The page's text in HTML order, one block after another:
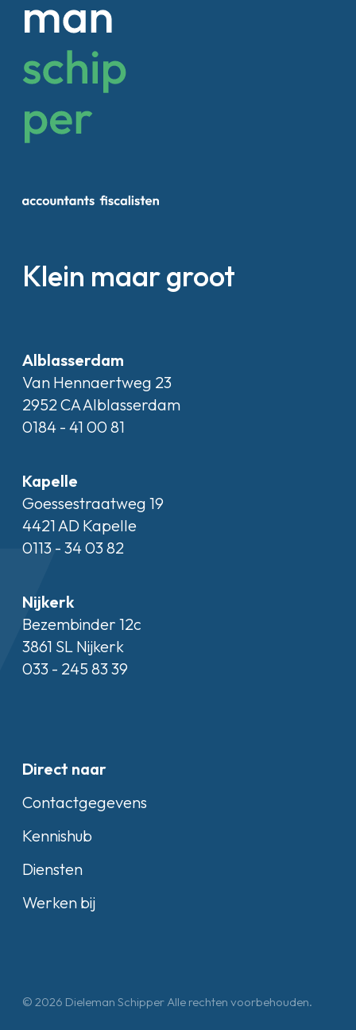
Klein maar groot
Alblasserdam
Van Hennaertweg 23
2952 CA Alblasserdam
0184 - 41 00 81
Kapelle
Goessestraatweg 19
4421 AD Kapelle
0113 - 34 03 82
Nijkerk
Bezembinder 12c
3861 SL Nijkerk
033 - 245 83 39
Direct naar
Contactgegevens
Kennishub
Diensten
Werken bij
© 2026 Dieleman Schipper Alle rechten voorbehouden.